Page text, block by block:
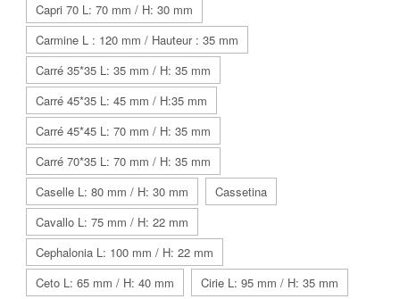
Capri 70 L: 70 mm / H: 30 mm
Carmine L : 120 mm / Hauteur : 35 mm
Carré 35*35 L: 35 mm / H: 35 mm
Carré 45*35 L: 45 mm / H:35 mm
Carré 45*45 L: 70 mm / H: 35 mm
Carré 70*35 L: 70 mm / H: 35 mm
Caselle L: 80 mm / H: 30 mm
Cassetina
Cavallo L: 75 mm / H: 22 mm
Cephalonia L: 100 mm / H: 22 mm
Ceto L: 65 mm / H: 40 mm
Cirie L: 95 mm / H: 35 mm